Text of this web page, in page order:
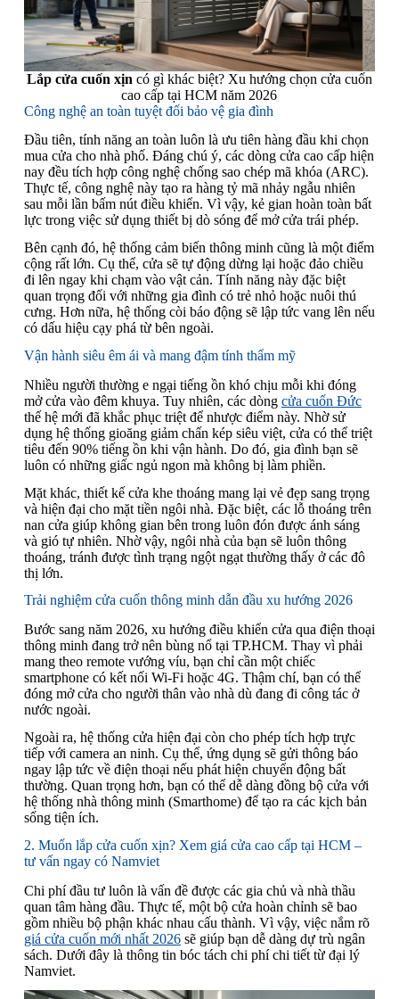
Lắp cửa cuốn xịn có gì khác biệt? Xu hướng chọn cửa cuốn
cao cấp tại HCM năm 2026
Công nghệ an toàn tuyệt đối bảo vệ gia đình
Đầu tiên, tính năng an toàn luôn là ưu tiên hàng đầu khi chọn
mua cửa cho nhà phố. Đáng chú ý, các dòng cửa cao cấp hiện
nay đều tích hợp công nghệ chống sao chép mã khóa (ARC).
Thực tế, công nghệ này tạo ra hàng tỷ mã nhảy ngẫu nhiên
sau mỗi lần bấm nút điều khiển. Vì vậy, kẻ gian hoàn toàn bất
lực trong việc sử dụng thiết bị dò sóng để mở cửa trái phép.
Bên cạnh đó, hệ thống cảm biến thông minh cũng là một điểm
cộng rất lớn. Cụ thể, cửa sẽ tự động dừng lại hoặc đảo chiều
đi lên ngay khi chạm vào vật cản. Tính năng này đặc biệt
quan trọng đối với những gia đình có trẻ nhỏ hoặc nuôi thú
cưng. Hơn nữa, hệ thống còi báo động sẽ lập tức vang lên nếu
có dấu hiệu cạy phá từ bên ngoài.
Vận hành siêu êm ái và mang đậm tính thẩm mỹ
Nhiều người thường e ngại tiếng ồn khó chịu mỗi khi đóng
mở cửa vào đêm khuya. Tuy nhiên, các dòng cửa cuốn Đức
thế hệ mới đã khắc phục triệt để nhược điểm này. Nhờ sử
dụng hệ thống gioăng giảm chấn kép siêu việt, cửa có thể triệt
tiêu đến 90% tiếng ồn khi vận hành. Do đó, gia đình bạn sẽ
luôn có những giấc ngủ ngon mà không bị làm phiền.
Mặt khác, thiết kế cửa khe thoáng mang lại vẻ đẹp sang trọng
và hiện đại cho mặt tiền ngôi nhà. Đặc biệt, các lỗ thoáng trên
nan cửa giúp không gian bên trong luôn đón được ánh sáng
và gió tự nhiên. Nhờ vậy, ngôi nhà của bạn sẽ luôn thông
thoáng, tránh được tình trạng ngột ngạt thường thấy ở các đô
thị lớn.
Trải nghiệm cửa cuốn thông minh dẫn đầu xu hướng 2026
Bước sang năm 2026, xu hướng điều khiển cửa qua điện thoại
thông minh đang trở nên bùng nổ tại TP.HCM. Thay vì phải
mang theo remote vướng víu, bạn chỉ cần một chiếc
smartphone có kết nối Wi-Fi hoặc 4G. Thậm chí, bạn có thể
đóng mở cửa cho người thân vào nhà dù đang đi công tác ở
nước ngoài.
Ngoài ra, hệ thống cửa hiện đại còn cho phép tích hợp trực
tiếp với camera an ninh. Cụ thể, ứng dụng sẽ gửi thông báo
ngay lập tức về điện thoại nếu phát hiện chuyển động bất
thường. Quan trọng hơn, bạn có thể dễ dàng đồng bộ cửa với
hệ thống nhà thông minh (Smarthome) để tạo ra các kịch bản
sống tiện ích.
2. Muốn lắp cửa cuốn xịn? Xem giá cửa cao cấp tại HCM –
tư vấn ngay có Namviet
Chi phí đầu tư luôn là vấn đề được các gia chủ và nhà thầu
quan tâm hàng đầu. Thực tế, một bộ cửa hoàn chỉnh sẽ bao
gồm nhiều bộ phận khác nhau cấu thành. Vì vậy, việc nắm rõ
giá cửa cuốn mới nhất 2026sẽ giúp bạn dễ dàng dự trù ngân
sách. Dưới đây là thông tin bóc tách chi phí chi tiết từ đại lý
Namviet.